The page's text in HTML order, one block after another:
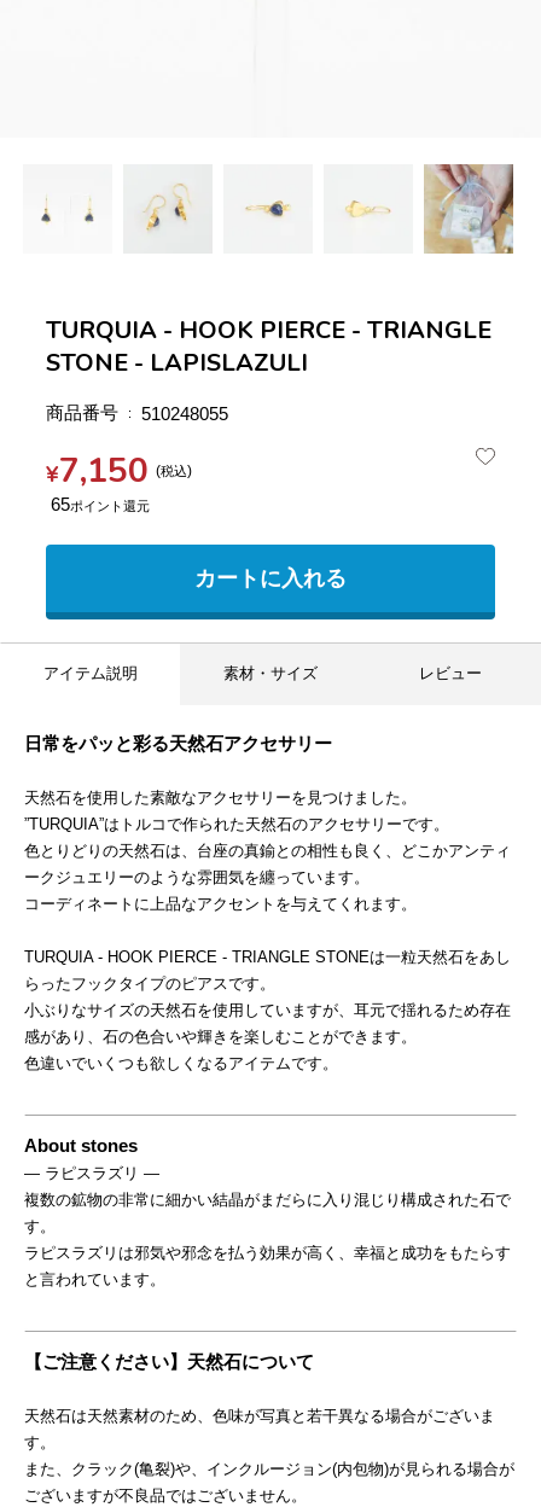
TURQUIA - HOOK PIERCE - TRIANGLE
STONE - LAPISLAZULI
商品番号 510248055
¥7,150 税込
65
カートに入れる
アイテム説明 素材・サイズ レビュー
日常をパッと彩る天然石アクセサリー
天然石を使用した素敵なアクセサリーを見つけました。
”TURQUIA”はトルコで作られた天然石のアクセサリーです。
色とりどりの天然石は、台座の真鍮との相性も良く、どこかアンティ
ークジュエリーのような雰囲気を纏っています。
コーディネートに上品なアクセントを与えてくれます。
TURQUIA - HOOK PIERCE - TRIANGLE STONEは一粒天然石をあし
らったフックタイプのピアスです。
小ぶりなサイズの天然石を使用していますが、耳元で揺れるため存在
感があり、石の色合いや輝きを楽しむことができます。
色違いでいくつも欲しくなるアイテムです。
About stones
― ラピスラズリ ―
複数の鉱物の非常に細かい結晶がまだらに入り混じり構成された石で
す。
ラピスラズリは邪気や邪念を払う効果が高く、幸福と成功をもたらす
と言われています。
【ご注意ください】天然石について
天然石は天然素材のため、色味が写真と若干異なる場合がございま
す。
また、クラック(亀裂)や、インクルージョン(内包物)が見られる場合が
ございますが不良品ではございません。